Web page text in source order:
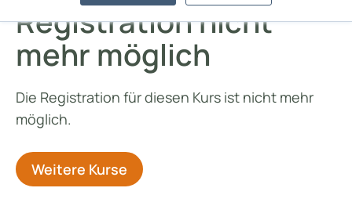
Registration nicht
mehr möglich
Die Registration für diesen Kurs ist nicht mehr
möglich.
Weitere Kurse